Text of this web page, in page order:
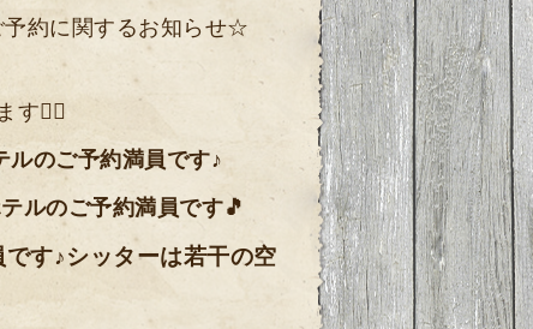
約に関するお知らせ☆
🙇‍♀️
のご予約満員です♪
ルのご予約満員です🎵
す♪シッターは若干の空